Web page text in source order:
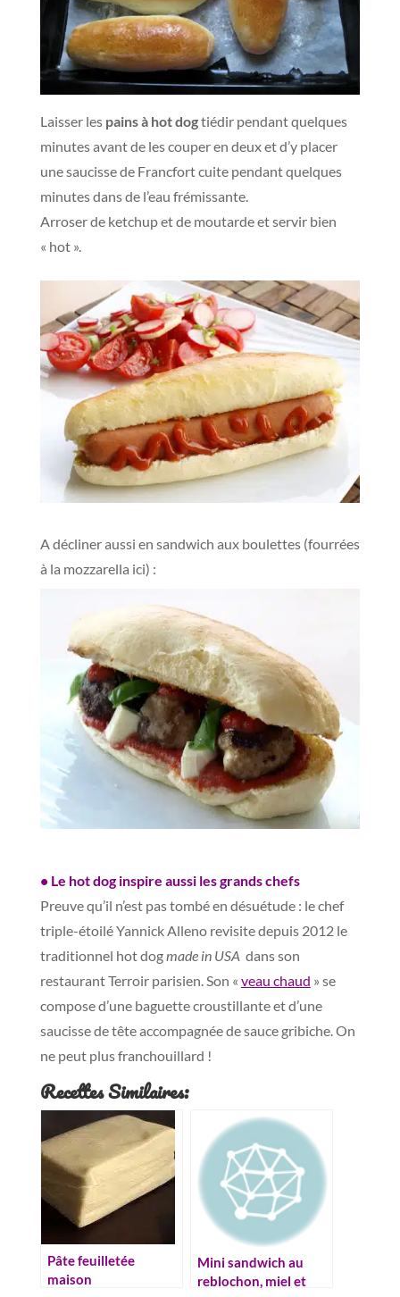
Laisser les pains à hot dogtiédir pendant quelques
minutes avant de les couper en deux et d’y placer
une saucisse de Francfort cuite pendant quelques
minutes dans de l’eau frémissante.
Arroser de ketchup et de moutarde et servir bien
« hot ».
A décliner aussi en sandwich aux boulettes (fourrées
à la mozzarella ici) :
• Le hot dog inspire aussi les grands chefs
Preuve qu’il n’est pas tombé en désuétude : le chef
triple-étoilé Yannick Alleno revisite depuis 2012 le
traditionnel hot dogmade in USA dans son
restaurant Terroir parisien. Son « veau chaud » se
compose d’une baguette croustillante et d’une
saucisse de tête accompagnée de sauce gribiche. On
ne peut plus franchouillard !
Recettes Similaires:
Pâte feuilletée
maison
Mini sandwich au
reblochon, miel et